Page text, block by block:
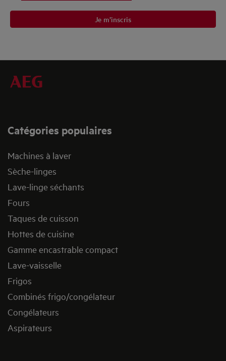
Je m’inscris
Catégories populaires
Machines à laver
Sèche-linges
Lave-linge séchants
Fours
Taques de cuisson
Hottes de cuisine
Gamme encastrable compact
Lave-vaisselle
Frigos
Combinés frigo/congélateur
Congélateurs
Aspirateurs